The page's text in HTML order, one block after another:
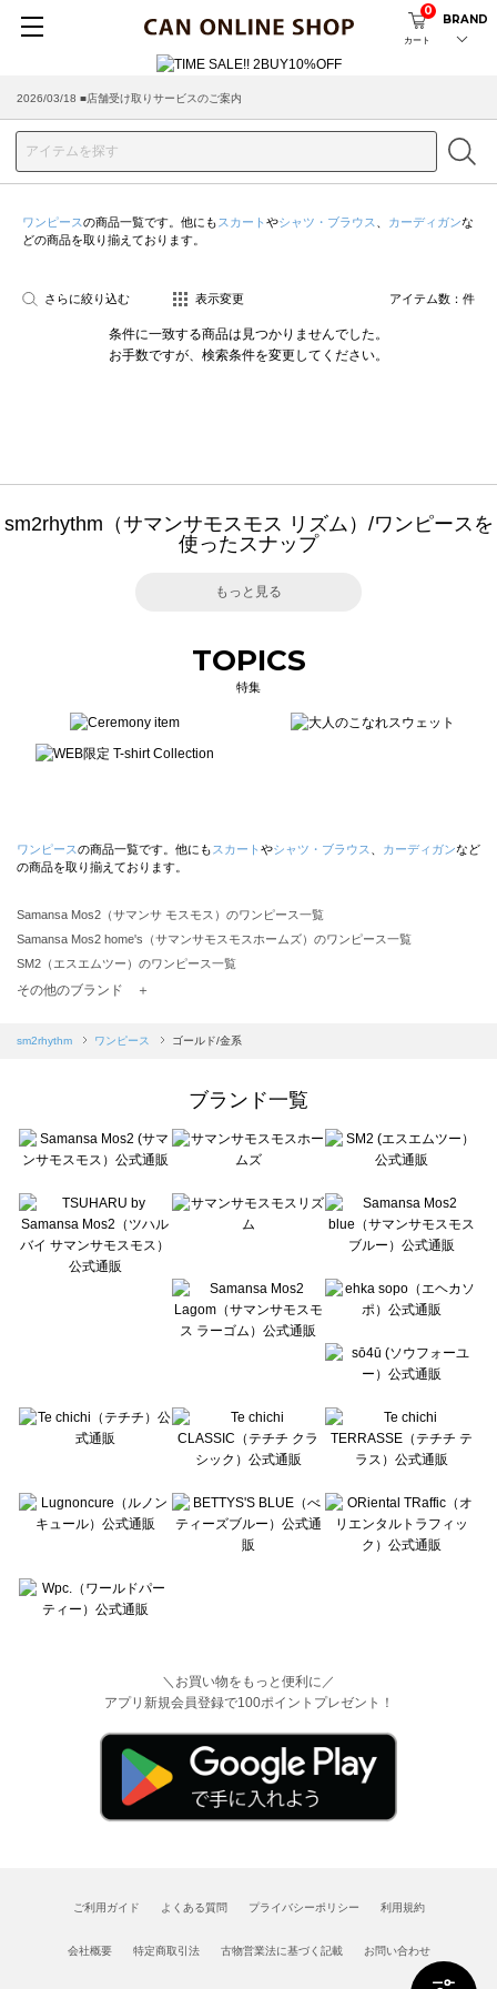
カート
0
BRAND
2026/03/18 ■店舗受け取りサービスのご案内
ワンピースの商品一覧です。他にも スカート やシャツ・ブラウス カーディガンな
どの商品を取り揃えております。
さらに絞り込む 表示変更 アイテム数： 件
条件に一致する商品は見つかりませんでした。
お手数ですが、検索条件を変更してください。
sm2rhythm（サマンサモスモス リズム）/ワンピースを
使ったスナップ
もっと見る
TOPICS
特集
ワンピースの商品一覧です。他にも スカート やシャツ・ブラウス カーディガンなど
の商品を取り揃えております。
Samansa Mos2（サマンサ モスモス）のワンピース一覧
Samansa Mos2 home's（サマンサモスモスホームズ）のワンピース一覧
SM2（エスエムツー）のワンピース一覧
TSUHARU by Samansa Mos2（ツハルバイサマンサモスモス）のワンピース一覧
Samansa Mos2 blue（サマンサモスモス ブルー）のワンピース一覧
sō4ū（ソウフォーユー）のワンピース一覧
Te chichi（テチチ）のワンピース一覧
Te chichi CLASSIC（テチチ クラシック）のワンピース一覧
Lugnoncure（ルノンキュール）のワンピース一覧
BETTY'S BLUE（べティーズブルー）のワンピース一覧
Wpc.（ワールドパーティー）のワンピース一覧
その他のブランド ＋
sm2rhythm ワンピース ゴールド/金系
ブランド一覧
＼お買い物をもっと便利に／
アプリ新規会員登録で100ポイントプレゼント！
ご利用ガイド よくある質問 プライバシーポリシー 利用規約
会社概要 特定商取引法 古物営業法に基づく記載 お問い合わせ